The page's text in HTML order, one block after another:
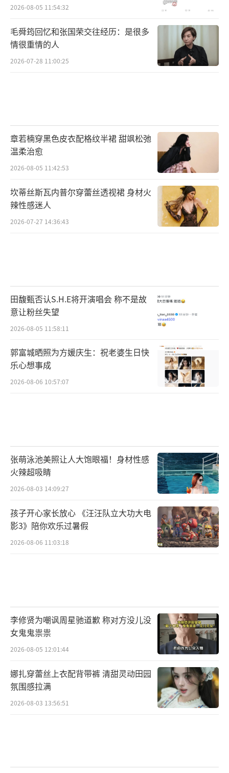
2026-08-05 11:54:32
毛舜筠回忆和张国荣交往经历：是很多
情很重情的人
2026-07-28 11:00:25
章若楠穿黑色皮衣配格纹半裙 甜飒松弛
温柔治愈
2026-08-05 11:42:53
坎蒂丝斯瓦内普尔穿蕾丝透视裙 身材火
辣性感迷人
2026-07-27 14:36:43
田馥甄否认S.H.E将开演唱会 称不是故
意让粉丝失望
2026-08-05 11:58:11
郭富城晒照为方媛庆生：祝老婆生日快
乐心想事成
2026-08-06 10:57:07
张萌泳池美照让人大饱眼福！身材性感
火辣超吸睛
2026-08-03 14:09:27
孩子开心家长放心 《汪汪队立大功大电
影3》陪你欢乐过暑假
2026-08-06 11:03:18
李修贤为嘲讽周星驰道歉 称对方没儿没
女鬼鬼祟祟
2026-08-05 12:01:44
娜扎穿蕾丝上衣配背带裤 清甜灵动田园
氛围感拉满
2026-08-03 13:56:51